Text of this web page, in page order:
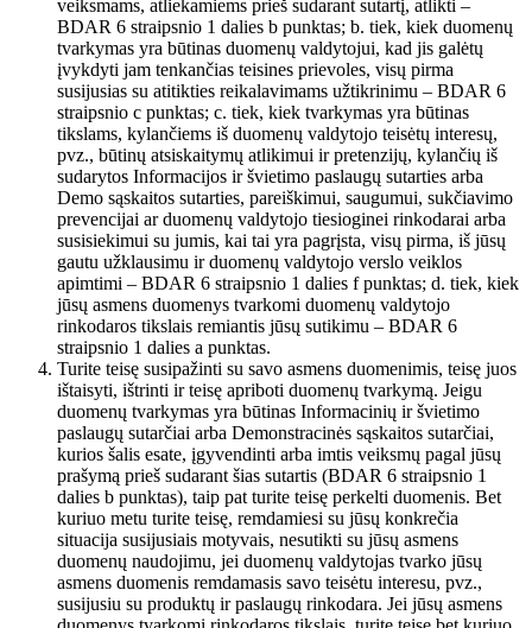
veiksmams, atliekamiems prieš sudarant sutartį, atlikti –
BDAR 6 straipsnio 1 dalies b punktas; b. tiek, kiek duomenų
tvarkymas yra būtinas duomenų valdytojui, kad jis galėtų
įvykdyti jam tenkančias teisines prievoles, visų pirma
susijusias su atitikties reikalavimams užtikrinimu – BDAR 6
straipsnio c punktas; c. tiek, kiek tvarkymas yra būtinas
tikslams, kylančiems iš duomenų valdytojo teisėtų interesų,
pvz., būtinų atsiskaitymų atlikimui ir pretenzijų, kylančių iš
sudarytos Informacijos ir švietimo paslaugų sutarties arba
Demo sąskaitos sutarties, pareiškimui, saugumui, sukčiavimo
prevencijai ar duomenų valdytojo tiesioginei rinkodarai arba
susisiekimui su jumis, kai tai yra pagrįsta, visų pirma, iš jūsų
gautu užklausimu ir duomenų valdytojo verslo veiklos
apimtimi – BDAR 6 straipsnio 1 dalies f punktas; d. tiek, kiek
jūsų asmens duomenys tvarkomi duomenų valdytojo
rinkodaros tikslais remiantis jūsų sutikimu – BDAR 6
straipsnio 1 dalies a punktas.
Turite teisę susipažinti su savo asmens duomenimis, teisę juos
ištaisyti, ištrinti ir teisę apriboti duomenų tvarkymą. Jeigu
duomenų tvarkymas yra būtinas Informacinių ir švietimo
paslaugų sutarčiai arba Demonstracinės sąskaitos sutarčiai,
kurios šalis esate, įgyvendinti arba imtis veiksmų pagal jūsų
prašymą prieš sudarant šias sutartis (BDAR 6 straipsnio 1
dalies b punktas), taip pat turite teisę perkelti duomenis. Bet
kuriuo metu turite teisę, remdamiesi su jūsų konkrečia
situacija susijusiais motyvais, nesutikti su jūsų asmens
duomenų naudojimu, jei duomenų valdytojas tvarko jūsų
asmens duomenis remdamasis savo teisėtu interesu, pvz.,
susijusiu su produktų ir paslaugų rinkodara. Jei jūsų asmens